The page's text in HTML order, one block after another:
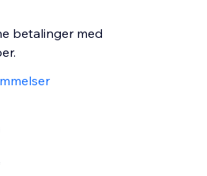
betalinger med